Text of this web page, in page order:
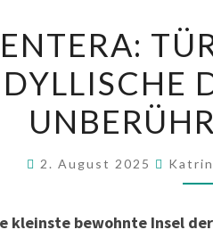
2. August 2025
kleinste bewohnte Insel